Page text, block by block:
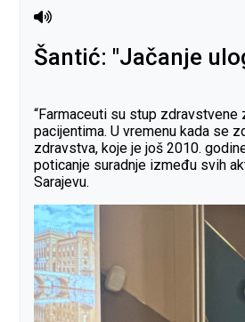
Šantić: "Jačanje
“Farmaceuti su stup
pacijentima. U vremenu kada se
zdravstva, koje je još 2010.
poticanje suradnje između svih
Sarajevu.